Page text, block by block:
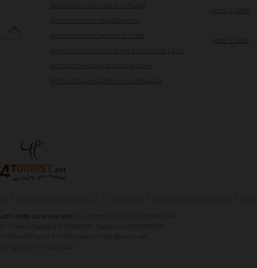
Agriturismo con piscina in Puglia
Agriturismo con riscaldamento
Agriturismo per famiglie in Sicilia
Agriturismo con piscina per bambini nel Lazio
Agriturismi in Liguria vicino al mare
Agriturismo per bambini in Lombardia
Hotel 3 Stelle
Hotel 5 Stelle
Proponi la tua struttura Contattaci Politiche di riservatezza
i diritti sono riservati 4Tourism s.r.l società unipersonale
- Codice Fiscale 01618980500 - Partita Iva 01618980500
of Pisa nr.141307 owner of the 4tourist.net
Agency Tour Operator